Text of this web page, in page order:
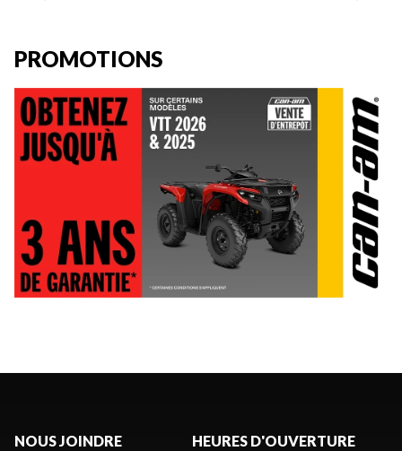
PROMOTIONS
NOUS JOINDRE HEURES D'OUVERTURE